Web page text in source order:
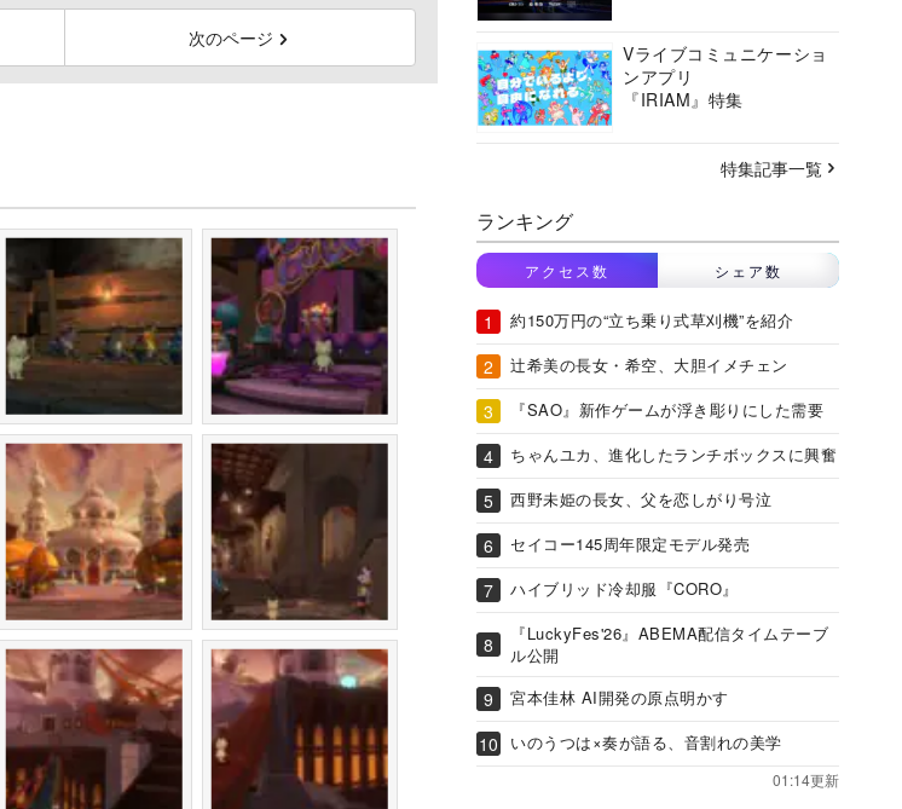
次のページ
ーシアムの挑戦に迫る
Vライブコミュニケーショ
ンアプリ
『IRIAM』特集
特集記事一覧
ランキング
アクセス数 シェア数
約150万円の“立ち乗り式草刈機”を紹介
辻希美の長女・希空、大胆イメチェン
『SAO』新作ゲームが浮き彫りにした需要
ちゃんユカ、進化したランチボックスに興奮
西野未姫の長女、父を恋しがり号泣
セイコー145周年限定モデル発売
ハイブリッド冷却服『CORO』
『LuckyFes'26』ABEMA配信タイムテーブ
ル公開
宮本佳林 AI開発の原点明かす
いのうつは×奏が語る、音割れの美学
01:14更新